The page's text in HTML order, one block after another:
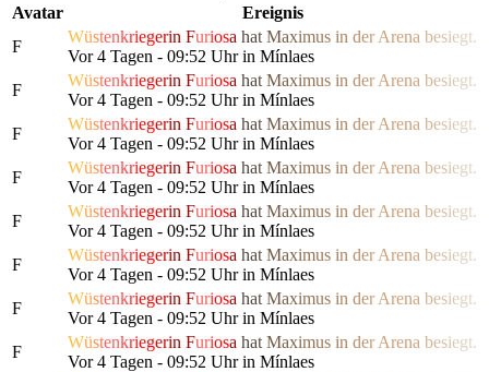
Avatar
Ereignis
F
Wüstenkriegerin Furiosa hat Maximus in derArena besiegt.
Vor 4 Tagen - 09:52 Uhr in Mínlaes
F
Wüstenkriegerin Furiosa hat Maximus in derArena besiegt.
Vor 4 Tagen - 09:52 Uhr in Mínlaes
F
Wüstenkriegerin Furiosa hat Maximus in derArena besiegt.
Vor 4 Tagen - 09:52 Uhr in Mínlaes
F
Wüstenkriegerin Furiosa hat Maximus in derArena besiegt.
Vor 4 Tagen - 09:52 Uhr in Mínlaes
F
Wüstenkriegerin Furiosa hat Maximus in derArena besiegt.
Vor 4 Tagen - 09:52 Uhr in Mínlaes
F
Wüstenkriegerin Furiosa hat Maximus in derArena besiegt.
Vor 4 Tagen - 09:52 Uhr in Mínlaes
F
Wüstenkriegerin Furiosa hat Maximus in derArena besiegt.
Vor 4 Tagen - 09:52 Uhr in Mínlaes
F
Wüstenkriegerin Furiosa hat Maximus in derArena besiegt.
Vor 4 Tagen - 09:52 Uhr in Mínlaes